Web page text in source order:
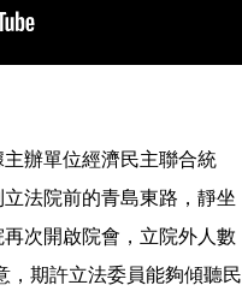
辦單位經濟民主聯合統
法院前的青島東路，靜坐
次開啟院會，立院外人數
，期許立法委員能夠傾聽民